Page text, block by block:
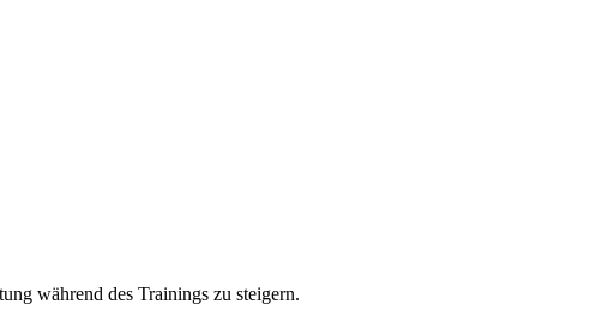
während des Trainings zu steigern.